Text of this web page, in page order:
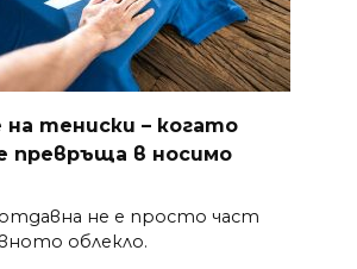
тениски – когато
превръща в носимо
не е просто част
облекло.